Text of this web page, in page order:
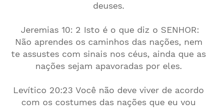
deuses.
Jeremias 10: 2 Isto é o que diz o SENHOR:
Não aprendes os caminhos das nações, nem
te assustes com sinais nos céus, ainda que as
nações sejam apavoradas por eles.
Levítico 20:23 Você não deve viver de acordo
com os costumes das nações que eu vou